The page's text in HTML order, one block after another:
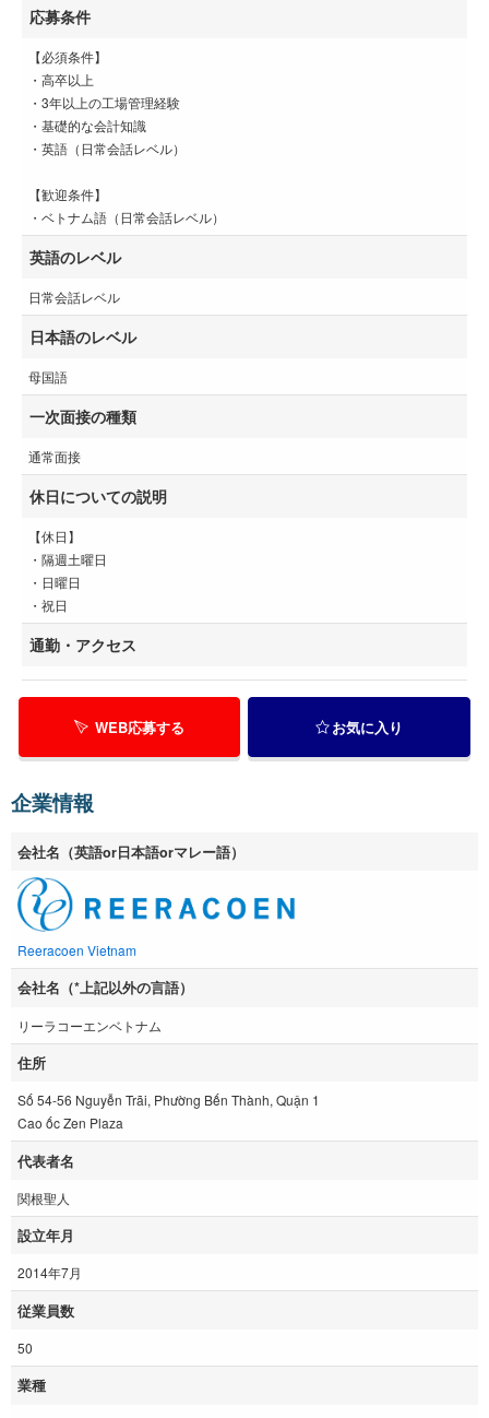
応募条件
【必須条件】
・高卒以上
・3年以上の工場管理経験
・基礎的な会計知識
・英語（日常会話レベル）
【歓迎条件】
・ベトナム語（日常会話レベル）
英語のレベル
日常会話レベル
日本語のレベル
母国語
一次面接の種類
通常面接
休日についての説明
【休日】
・隔週土曜日
・日曜日
・祝日
通勤・アクセス
WEB応募する お気に入り
企業情報
会社名（英語or日本語orマレー語）
Reeracoen Vietnam
会社名（*上記以外の言語）
リーラコーエンベトナム
住所
Số 54-56 Nguyễn Trãi, Phường Bến Thành, Quận 1
Cao ốc Zen Plaza
代表者名
関根聖人
設立年月
2014年7月
従業員数
50
業種